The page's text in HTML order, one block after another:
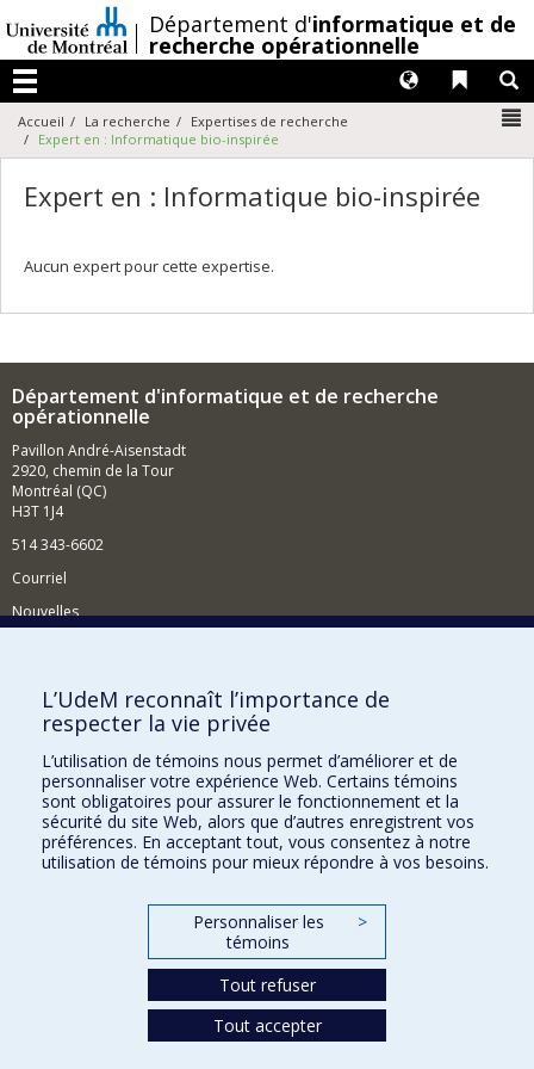
au
contenu
/Département d'informatique et de
recherche opérationnelle
Menu
Liens
Langues
Accueil La recherche
Expertises de recherche
Expert en : Informatique bio-inspirée
Expert en : Informatique bio-inspirée
Aucun expert pour cette expertise.
Département d'informatique et de recherche
opérationnelle
Pavillon André-Aisenstadt
2920, chemin de la Tour
Montréal (QC)
H3T 1J4
514 343-6602
Courriel
Nouvelles
Comment soutenir le Département?
BESOIN D'AIDE?
Plan du site
Signaler une erreur
Accessibilité
FACULTÉ DES ARTS ET DES SCIENCES
Nos départements et écoles
L’UdeM reconnaît l’importance de
respecter la vie privée
L’utilisation de témoins nous permet d’améliorer et de
personnaliser votre expérience Web. Certains témoins
sont obligatoires pour assurer le fonctionnement et la
sécurité du site Web, alors que d’autres enregistrent vos
préférences. En acceptant tout, vous consentez à notre
utilisation de témoins pour mieux répondre à vos besoins.
Personnaliser les
témoins
>
Tout refuser
Tout accepter